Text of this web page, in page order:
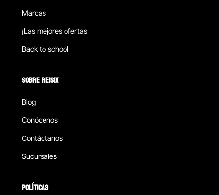
Marcas
¡Las mejores ofertas!
Back to school
SOBRE REISIX
Blog
Conócenos
Contáctanos
Sucursales
POLÍTICAS